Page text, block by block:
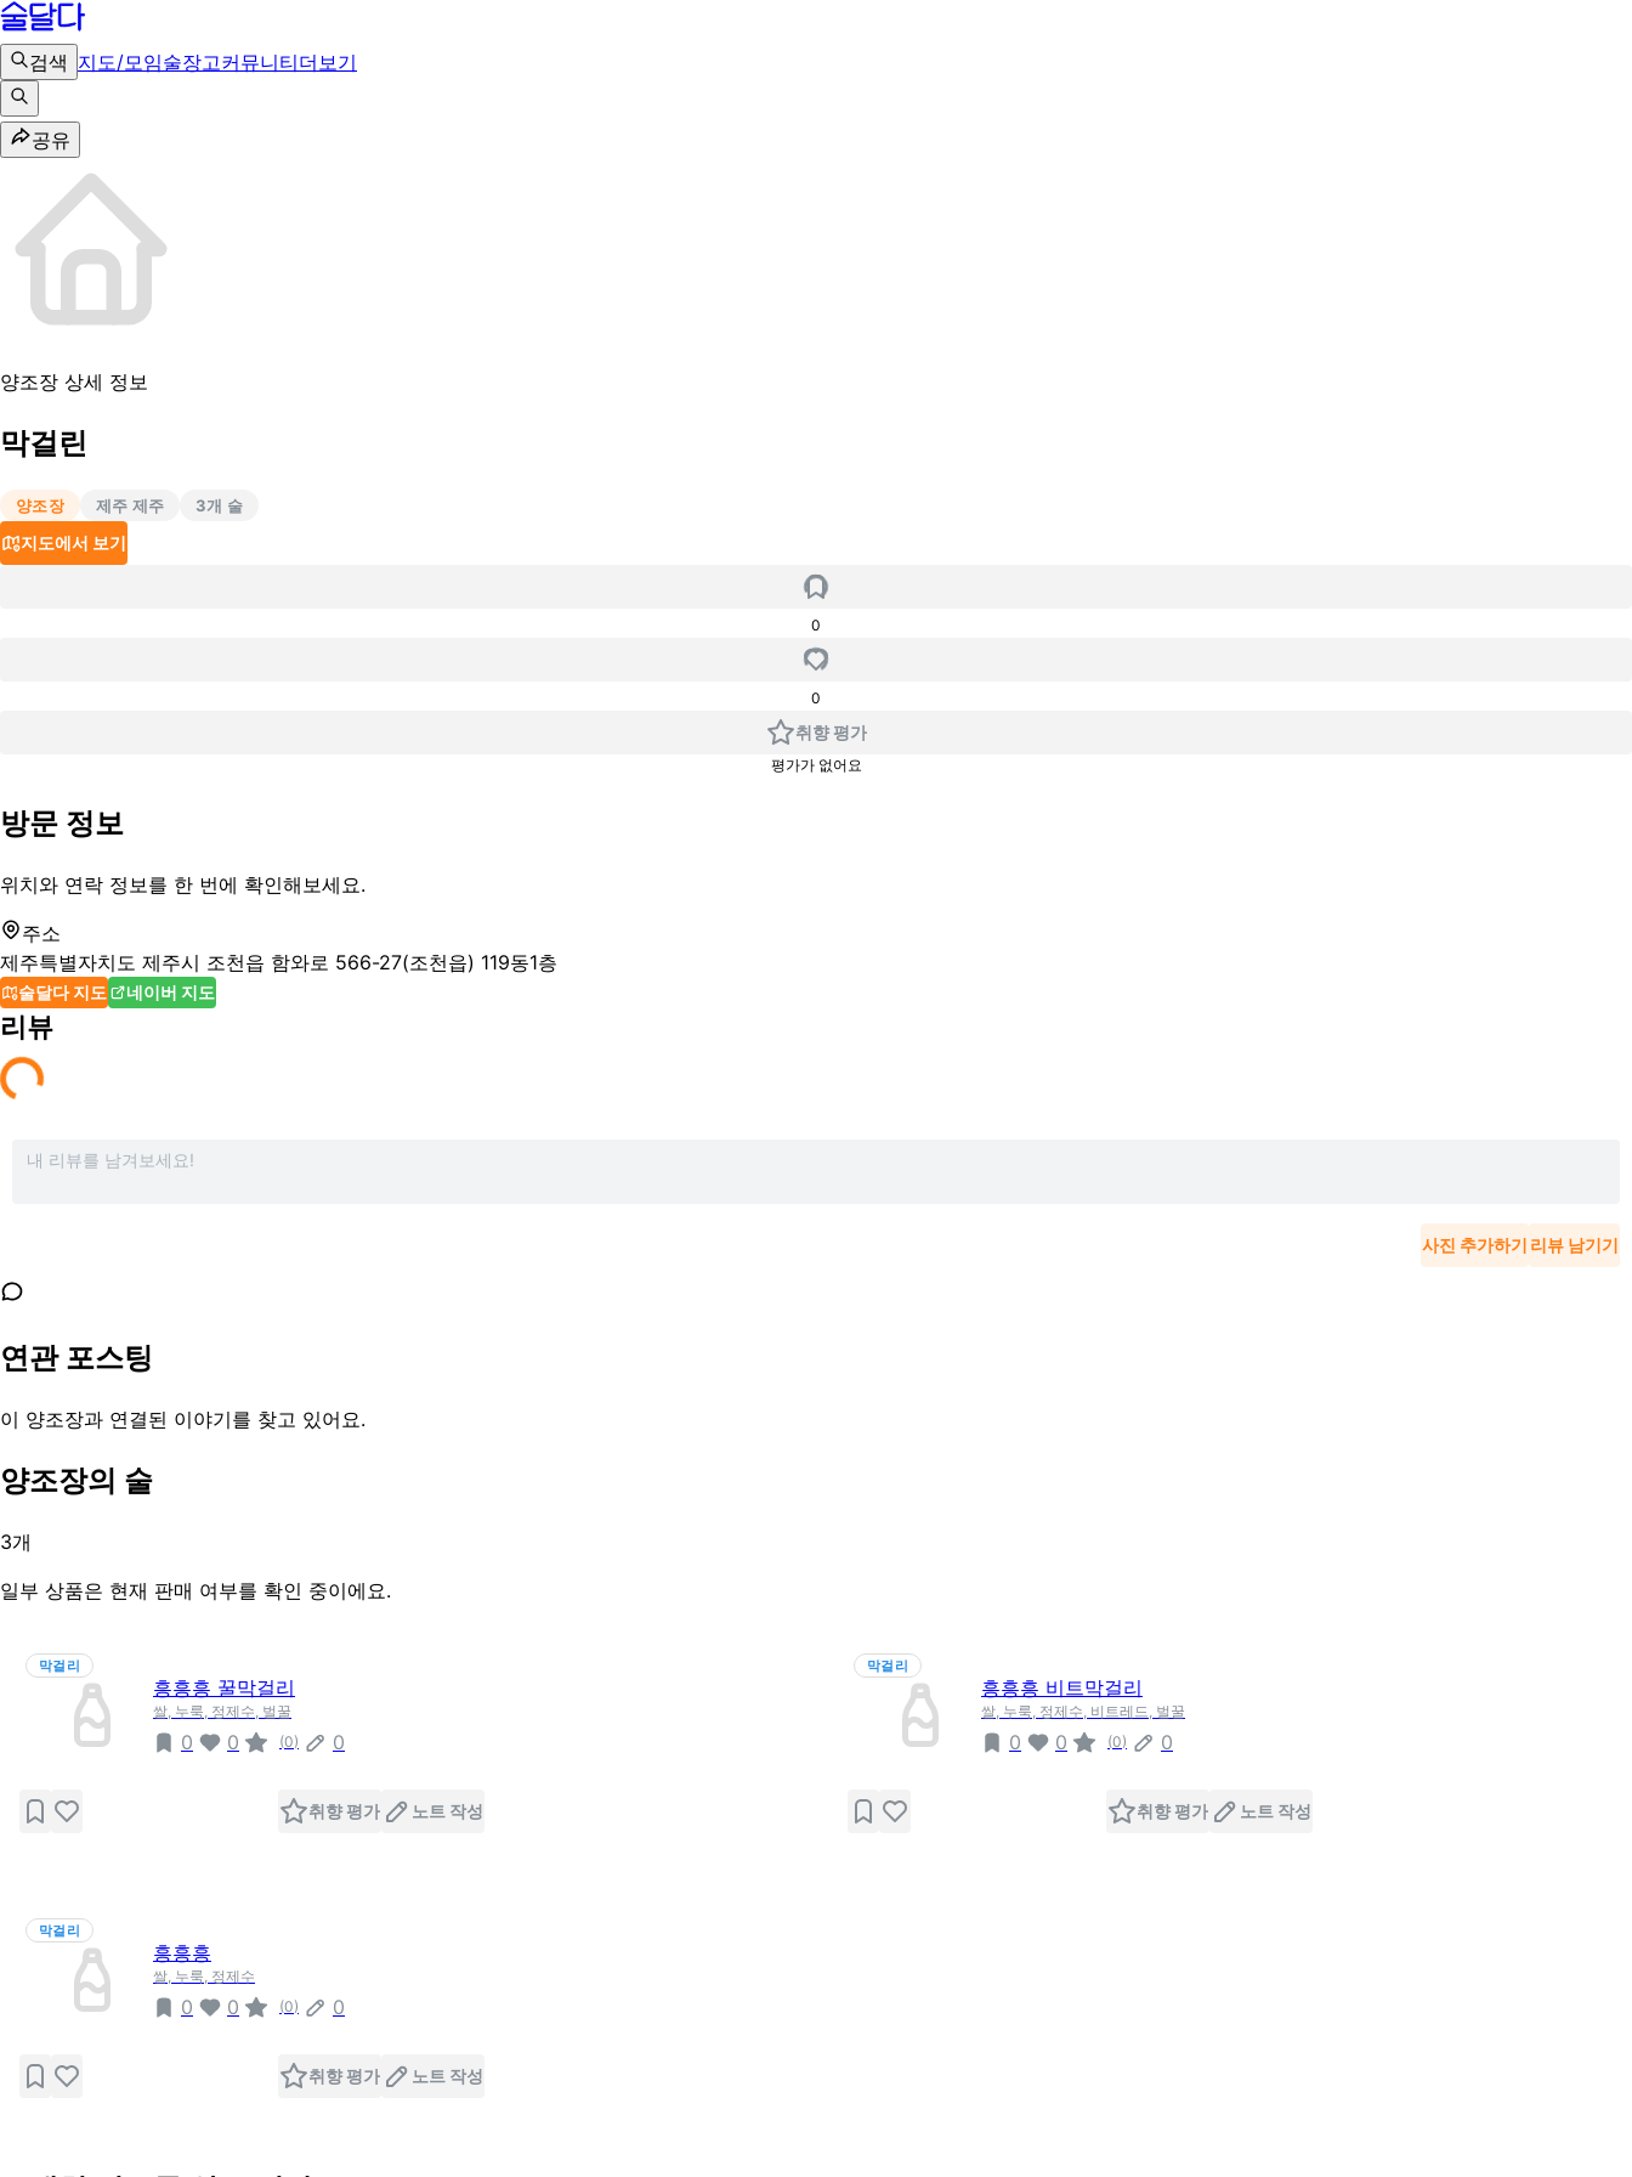
검색 지도/모임술장고커뮤니티더보기
공유
양조장 상세 정보
막걸린
양조장 제주 제주 3개 술
지도에서 보기
0
0
취향 평가
평가가 없어요
방문 정보
위치와 연락 정보를 한 번에 확인해보세요.
주소
제주특별자치도 제주시 조천읍 함와로 566-27(조천읍) 119동1층
술달다 지도 네이버 지도
리뷰
사진 추가하기 리뷰 남기기
연관 포스팅
이 양조장과 연결된 이야기를 찾고 있어요.
양조장의 술
3개
일부 상품은 현재 판매 여부를 확인 중이에요.
막걸리
흥흥흥 꿀막걸리
쌀, 누룩, 정제수, 벌꿀
0 0 (0) 0
취향 평가 노트 작성
막걸리
흥흥흥 비트막걸리
쌀, 누룩, 정제수, 비트레드, 벌꿀
0 0 (0) 0
취향 평가 노트 작성
막걸리
흥흥흥
쌀, 누룩, 정제수
0 0 (0) 0
취향 평가 노트 작성